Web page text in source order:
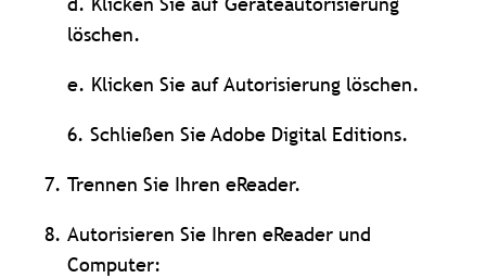
löschen.
e. Klicken Sie auf Autorisierung löschen.
6. Schließen Sie Adobe Digital Editions.
Trennen Sie Ihren eReader.
Autorisieren Sie Ihren eReader und
Computer: